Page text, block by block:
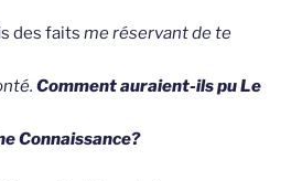
des faits me réservantde te
Comment auraient-ils pu Le
Connaissance?